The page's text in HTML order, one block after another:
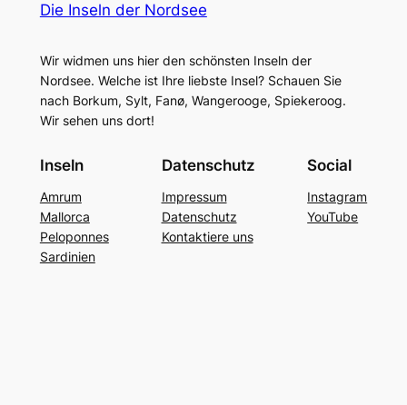
Die Inseln der Nordsee
Wir widmen uns hier den schönsten Inseln der
Nordsee. Welche ist Ihre liebste Insel? Schauen Sie
nach Borkum, Sylt, Fanø, Wangerooge, Spiekeroog.
Wir sehen uns dort!
Inseln
Amrum
Mallorca
Peloponnes
Sardinien
Datenschutz
Impressum
Datenschutz
Kontaktiere uns
Social
Instagram
YouTube